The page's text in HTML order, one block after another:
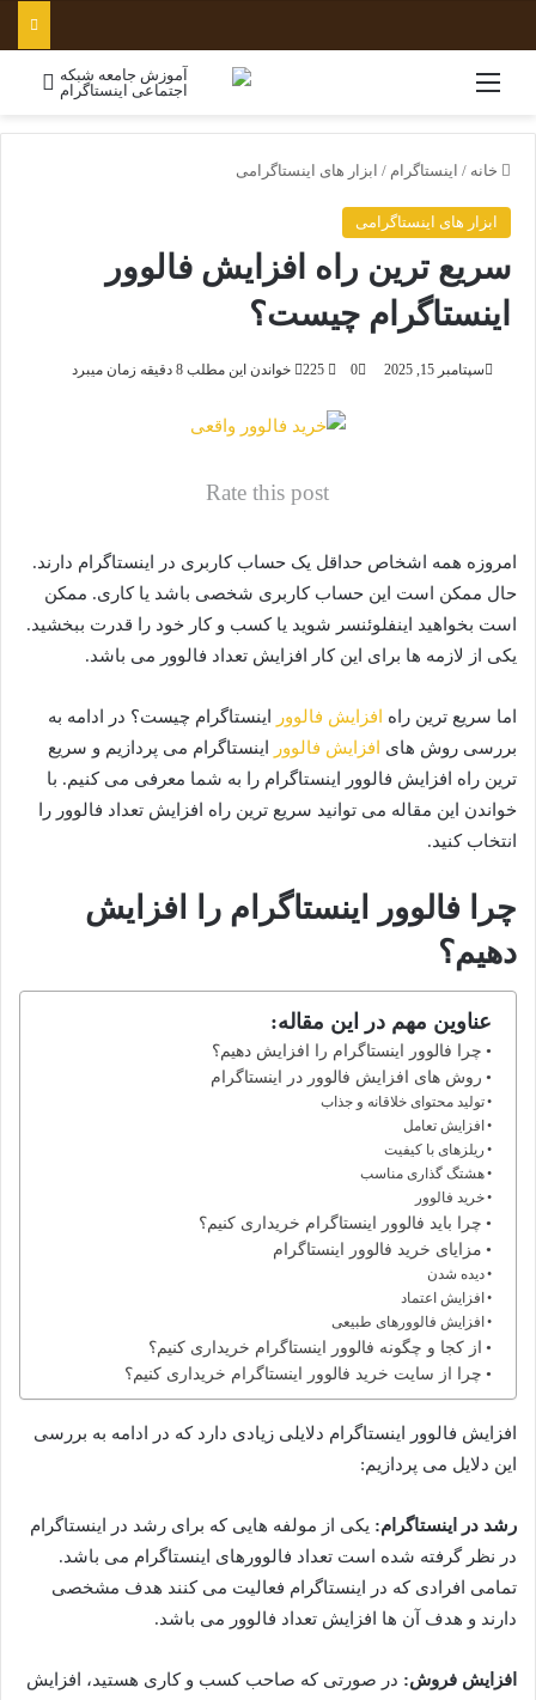
خانه / اینستاگرام / ابزار های اینستاگرامی
ابزار های اینستاگرامی
سریع ترین راه افزایش فالوور
اینستاگرام چیست؟
سپتامبر 15, 2025 0 خواندن این مطلب 8 دقیقه زمان میبرد
Rate this post
امروزه همه اشخاص حداقل یک حساب کاربری در اینستاگرام دارند.
حال ممکن است این حساب کاربری شخصی باشد یا کاری. ممکن
است بخواهید اینفلوئنسر شوید یا کسب و کار خود را قدرت ببخشید.
یکی از لازمه ها برای این کار افزایش تعداد فالوور می باشد.
اما سریع ترین راه افزایش فالوور اینستاگرام چیست؟ در ادامه به
بررسی روش های افزایش فالوور اینستاگرام می پردازیم و سریع
ترین راه افزایش فالوور اینستاگرام را به شما معرفی می کنیم. با
خواندن این مقاله می توانید سریع ترین راه افزایش تعداد فالوور را
انتخاب کنید.
چرا فالوور اینستاگرام را افزایش
دهیم؟
عناوین مهم در این مقاله:
چرا فالوور اینستاگرام را افزایش دهیم؟
روش های افزایش فالوور در اینستاگرام
تولید محتوای خلاقانه و جذاب
افزایش تعامل
ریلزهای با کیفیت
هشتگ گذاری مناسب
خرید فالوور
چرا باید فالوور اینستاگرام خریداری کنیم؟
مزایای خرید فالوور اینستاگرام
دیده شدن
افزایش اعتماد
افزایش فالوورهای طبیعی
از کجا و چگونه فالوور اینستاگرام خریداری کنیم؟
چرا از سایت خرید فالوور اینستاگرام خریداری کنیم؟
افزایش فالوور اینستاگرام دلایلی زیادی دارد که در ادامه به بررسی
این دلایل می پردازیم:
رشد در اینستاگرام: یکی از مولفه هایی که برای رشد در اینستاگرام
در نظر گرفته شده است تعداد فالوورهای اینستاگرام می باشد.
تمامی افرادی که در اینستاگرام فعالیت می کنند هدف مشخصی
دارند و هدف آن ها افزایش تعداد فالوور می باشد.
افزایش فروش: در صورتی که صاحب کسب و کاری هستید، افزایش